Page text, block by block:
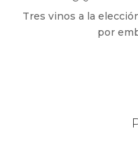
Tres vinos a la
por